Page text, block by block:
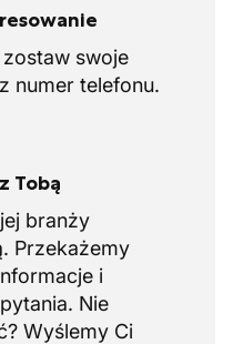
zostaw swoje
numer telefonu.
Tobą
branży
Przekażemy
i
Nie
Wyślemy Ci